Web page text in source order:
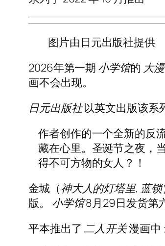
图片由日元出版社提供
2026年第一期 小学馆的 大
画不会出现。
日元出版社以英文出版该系
作者创作的一个全新的反
藏在心里。圣诞节之夜，
得不可方物的女人？！
金城（神大人的灯塔里, 蓝锁
版。 小学馆8月29日发货第
平本推出了二人开关漫画中